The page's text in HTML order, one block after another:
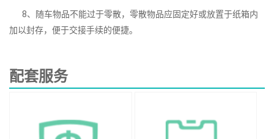
8、随车物品不能过于零散，零散物品应固定好或放置于纸箱内
加以封存，便于交接手续的便捷。
配套服务